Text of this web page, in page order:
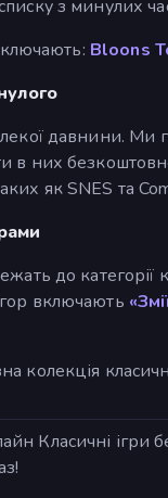
з минулих
Bloons
давнини.
в них
як SNES та
до категорії
включають
колекція
Класичні ігри